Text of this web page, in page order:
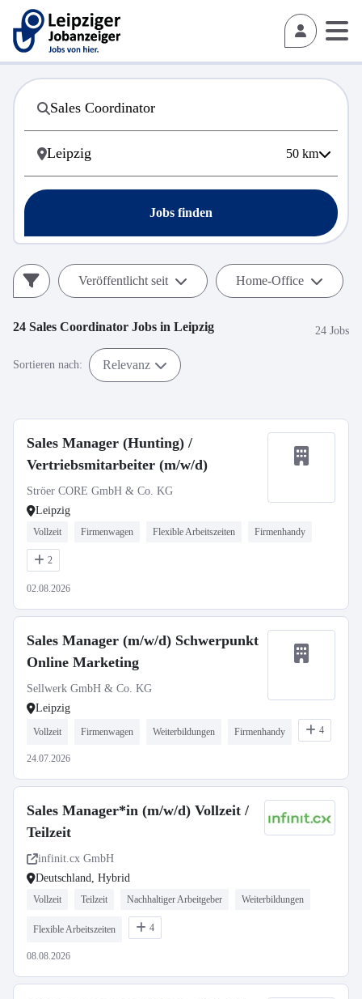
50 km
Jobs finden
Veröffentlicht seit Home-Office
24 Sales Coordinator Jobs in Leipzig 24 Jobs
Sortieren nach: Relevanz
Sales Manager (Hunting) /
Vertriebsmitarbeiter (m/w/d)
Ströer CORE GmbH & Co. KG
Leipzig
Vollzeit Firmenwagen Flexible Arbeitszeiten Firmenhandy
2
02.08.2026
Sales Manager (m/w/d) Schwerpunkt
Online Marketing
Sellwerk GmbH & Co. KG
Leipzig
Vollzeit Firmenwagen Weiterbildungen Firmenhandy 4
24.07.2026
Sales Manager*in (m/w/d) Vollzeit /
Teilzeit
infinit.cx GmbH
Deutschland, Hybrid
Vollzeit Teilzeit Nachhaltiger Arbeitgeber Weiterbildungen
Flexible Arbeitszeiten 4
08.08.2026